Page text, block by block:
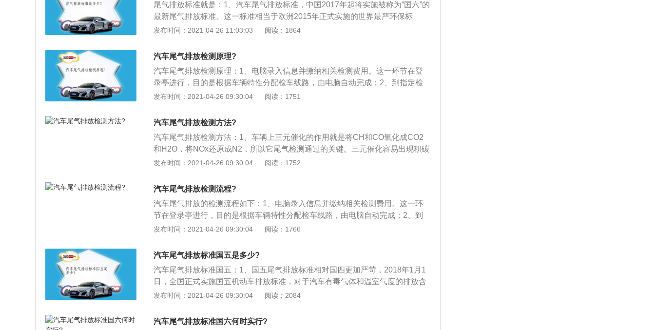
尾气排放标准就是：1、汽车尾气排放标准，中国2017年起将实施被称为“国六”的
最新尾气排放标准。这一标准相当于欧洲2015年正式实施的世界最严环保标
准“欧6”。将使氮氧化物（NOX）和颗粒物（PM）等污染物质比目前的“国四”标准
将率先从北京和上海等大城市开始实施，2018年以后逐步推广至全国。此前曾计
划2020年前后实施新标准。计划2017年上半年将相当于欧洲上一代标准——“欧
5”的“国五”扩大至农村地区等，与大城市率先实行的“国六”标准齐头并进，在全国
范围内推进尾气减排对策的实施；3、除了排放标准之外，要求企业达到的燃效
目标也将于2020年在现行20KM\/L的基础上提高4成。各车企必须使销售车型整体
率。
发布时间：2021-04-26 11:03:03 阅读：1864
汽车尾气排放检测原理?
汽车尾气排放检测原理：1、电脑录入信息并缴纳相关检测费用。这一环节在登
录亭进行，目的是根据车辆特性分配检车线路，由电脑自动完成；2、到指定检
测线。调度人员引导车辆进入电脑分配好的检测线，其间度人员无权更改检测线
入下一个环节。实施尾气检测。该环节由检测人员按照电脑屏幕提示进行，操作
正确才能检测成功。检测结果由系统上传至服务器。
发布时间：2021-04-26 09:30:04 阅读：1751
汽车尾气排放检测方法?
汽车尾气排放检测方法：1、车辆上三元催化的作用就是将CH和CO氧化成CO2
和H2O，将NOx还原成N2，所以它尾气检测通过的关键。三元催化容易出现积碳
堵塞或中毒、失效，积碳堵塞是可逆的，可以通过清洗来恢复活性，而中毒失
标，火花塞工况差会造成排放污染加剧。而火花塞也容易积碳，也可以通过砂纸
清理干净或清洗剂的清洗来恢复活性，点火间隙也可以调整好。但如果检查到火
花塞烧蚀故障或者到了使用寿命，那就直接更换；3、氧传感器又分为前氧和后
氧，前氧负责检测燃烧后的气体，一旦出现积碳或工作不正常，就会造成ECU无
法正确调节混合气；而后氧负责检测三元催化的净化效果，一到损坏，就不能判
建议和三元催化器一并检查、清洗。
发布时间：2021-04-26 09:30:04 阅读：1752
汽车尾气排放检测流程?
汽车尾气排放的检测流程如下：1、电脑录入信息并缴纳相关检测费用。这一环
节在登录亭进行，目的是根据车辆特性分配检车线路，由电脑自动完成；2、到
指定检测线。调度人员引导车辆进入电脑分配好的检测线，其间度人员无权更改
无法进入下一个环节；4、实施尾气检测。该环节由检测人员按照电脑屏幕提示
进行，操作正确才能检测成功。检测结果由系统上传至服务器；5、检测完毕，
到大厅办手续，拿着相关资料进入审核、行驶证盖章、发放标志这个窗口，不合
格会要求维修治理并复检。
发布时间：2021-04-26 09:30:04 阅读：1766
汽车尾气排放标准国五是多少?
汽车尾气排放标准国五：1、国五尾气排放标准相对国四更加严苛，2018年1月1
日，全国正式实施国五机动车排放标准，对于汽车有毒气体和温室气度的排放含
量做出了新的标准规范；2、目前，世界汽车排放标准并立，分为欧洲、美国、
汽车尾气排放体系。并且，由于我国的轿车车型大多从欧洲引进生产技术，中国
大体上采用欧洲标准体系；3、国五汽车尾气排放标准，相当于欧盟的欧五标
发布时间：2021-04-26 09:30:04 阅读：2084
汽车尾气排放标准国六何时实行?